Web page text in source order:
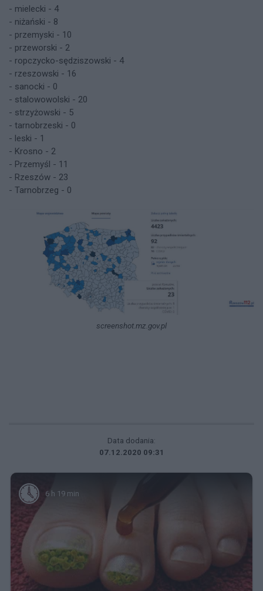
- mielecki - 4
- niżański - 8
- przemyski - 10
- przeworski - 2
- ropczycko-sędziszowski - 4
- rzeszowski - 16
- sanocki - 0
- stalowowolski - 20
- strzyżowski - 5
- tarnobrzeski - 0
- leski - 1
- Krosno - 2
- Przemyśl - 11
- Rzeszów - 23
- Tarnobrzeg - 0
screenshot.mz.gov.pl
Data dodania:
07.12.2020 09:31
6 h 19 min